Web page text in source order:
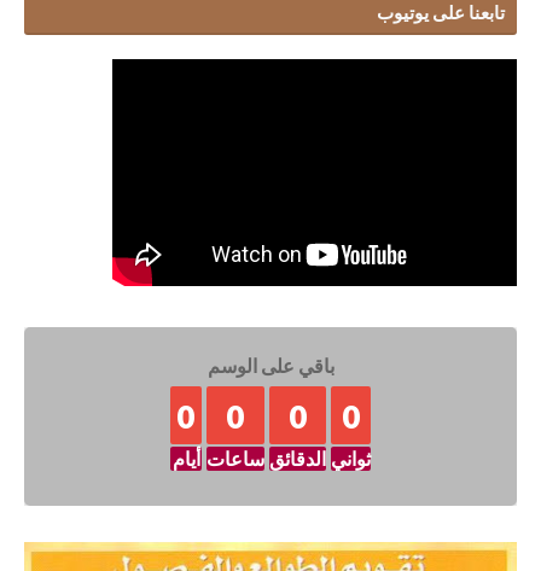
تابعنا على يوتيوب
باقي على الوسم
0
أيام
0
ساعات
0
الدقائق
0
ثواني